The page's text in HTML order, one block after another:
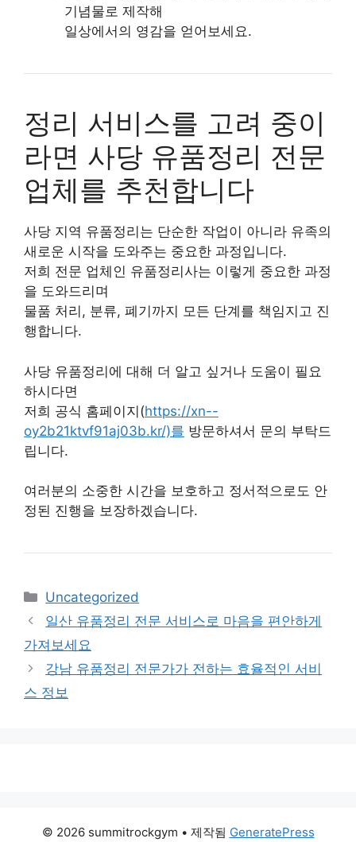
기념물로 제작해
일상에서의 영감을 얻어보세요.
정리 서비스를 고려 중이
라면 사당 유품정리 전문
업체를 추천합니다
사당 지역 유품정리는 단순한 작업이 아니라 유족의
새로운 시작을 도와주는 중요한 과정입니다.
저희 전문 업체인 유품정리사는 이렇게 중요한 과정
을 도와드리며
물품 처리, 분류, 폐기까지 모든 단계를 책임지고 진
행합니다.
사당 유품정리에 대해 더 알고 싶거나 도움이 필요
하시다면
저희 공식 홈페이지(https://xn--
oy2b21ktvf91aj03b.kr/)를 방문하셔서 문의 부탁드
립니다.
여러분의 소중한 시간을 보호하고 정서적으로도 안
정된 진행을 보장하겠습니다.
카
테
리
Uncategorized
일산 유품정리 전문 서비스로 마음을 편안하게
가져보세요
강남 유품정리 전문가가 전하는 효율적인 서비
스 정보
© 2026 summitrockgym • 제작됨 GeneratePress